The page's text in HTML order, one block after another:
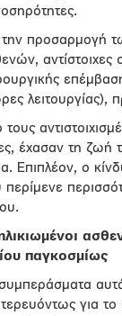
την προσαρμογή
λειτουργίας),
τους
έχασαν τη ζωή
Επιπλέον, ο
περίμενε
παγκοσμίως
αυτά
για το